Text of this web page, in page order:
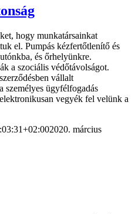
hogy munkatársainkat
el. Pumpás kézfertőtlenítő és
és őrhelyünkre.
a szociális védőtávolságot.
vállalt
személyes ügyfélfogadás
vegyék fel velünk a
2020. március